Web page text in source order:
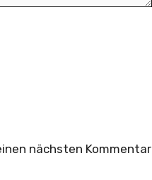
nächsten Kommentar